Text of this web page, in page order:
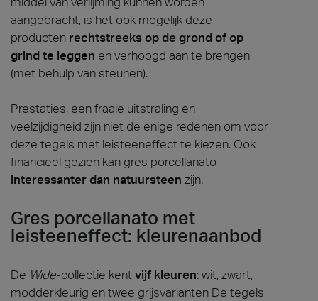
aangebracht, is het ook mogelijk deze
producten rechtstreeks op de grond of op
grind te leggen en verhoogd aan te brengen
(met behulp van steunen).
Prestaties, een fraaie uitstraling en
veelzijdigheid zijn niet de enige redenen om voor
deze tegels met leisteeneffect te kiezen. Ook
financieel gezien kan gres porcellanato
interessanter dan natuursteen zijn.
Gres porcellanato met
leisteeneffect: kleurenaanbod
De Wide-collectie kent vijf kleuren: wit, zwart,
modderkleurig en twee grijsvarianten De tegels